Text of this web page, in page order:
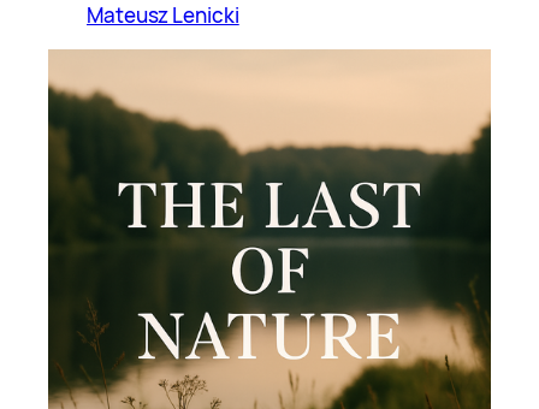
Mateusz Lenicki